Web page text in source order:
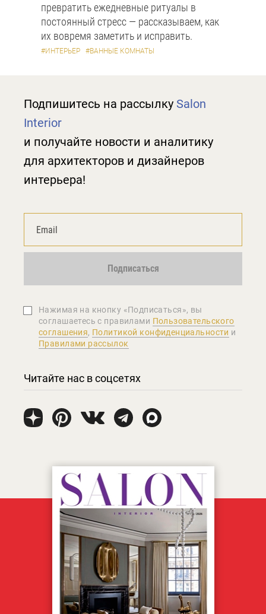
превратить ежедневные ритуалы в
постоянный стресс — рассказываем, как
их вовремя заметить и исправить.
#ИНТЕРЬЕР #ВАННЫЕ КОМНАТЫ
Подпишитесь на рассылку Salon
Interior
и получайте новости и аналитику
для архитекторов и дизайнеров
интерьера!
Подписаться
Нажимая на кнопку «Подписаться», вы
соглашаетеcь с правилами Пользовательского
соглашения, Политикой конфиденциальности и
Правилами рассылок
Читайте нас в соцсетях